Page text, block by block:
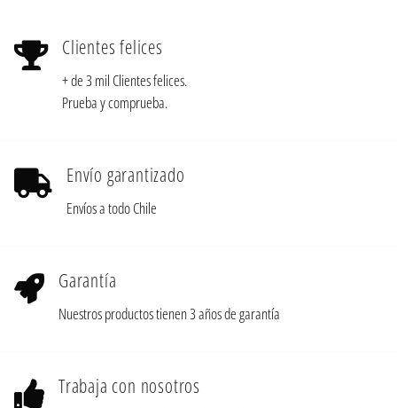
Clientes felices
+ de 3 mil Clientes felices.
Prueba y comprueba.
Envío garantizado
Envíos a todo Chile
Garantía
Nuestros productos tienen 3 años de garantía
Trabaja con nosotros